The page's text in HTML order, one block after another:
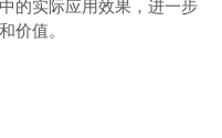
的实际应用效果，进一步
价值。